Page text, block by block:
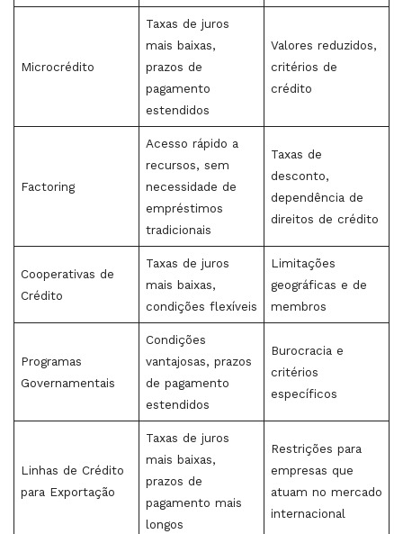
Microcrédito
Taxas de juros
mais baixas,
prazos de
pagamento
estendidos
Valores reduzidos,
critérios de
crédito
Factoring
Acesso rápido a
recursos, sem
necessidade de
empréstimos
tradicionais
Taxas de
desconto,
dependência de
direitos de crédito
Cooperativas de
Crédito
Taxas de juros
mais baixas,
condições flexíveis
Limitações
geográficas e de
membros
Programas
Governamentais
Condições
vantajosas, prazos
de pagamento
estendidos
Burocracia e
critérios
específicos
Linhas de Crédito
para Exportação
Taxas de juros
mais baixas,
prazos de
pagamento mais
longos
Restrições para
empresas que
atuam no mercado
internacional